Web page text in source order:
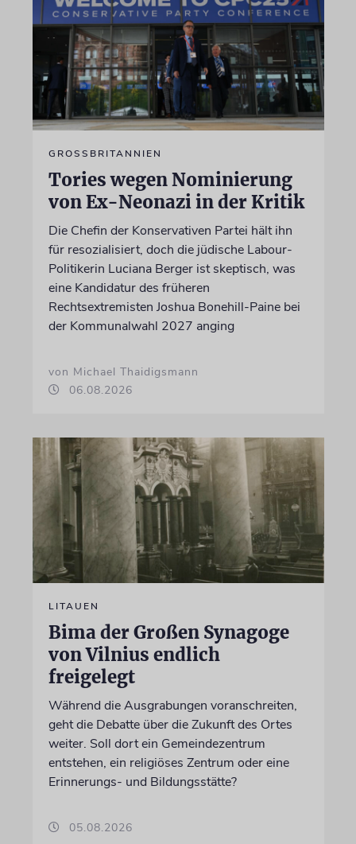
GROSSBRITANNIEN
Tories wegen Nominierung
von Ex-Neonazi in der Kritik
Die Chefin der Konservativen Partei hält ihn
für resozialisiert, doch die jüdische Labour-
Politikerin Luciana Berger ist skeptisch, was
eine Kandidatur des früheren
Rechtsextremisten Joshua Bonehill-Paine bei
der Kommunalwahl 2027 anging
von Michael Thaidigsmann
06.08.2026
LITAUEN
Bima der Großen Synagoge
von Vilnius endlich
freigelegt
Während die Ausgrabungen voranschreiten,
geht die Debatte über die Zukunft des Ortes
weiter. Soll dort ein Gemeindezentrum
entstehen, ein religiöses Zentrum oder eine
Erinnerungs- und Bildungsstätte?
05.08.2026